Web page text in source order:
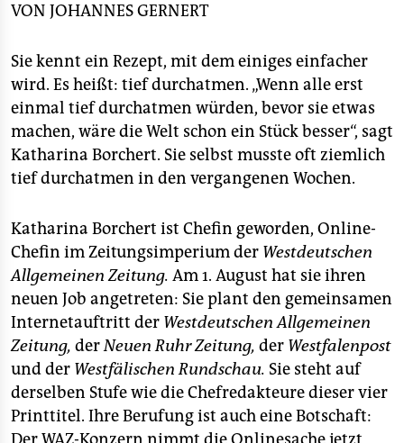
shop
fragen & hilfe
unterstützen
abo
epaper login
VON JOHANNES GERNERT
Sie kennt ein Rezept, mit dem einiges einfacher
wird. Es heißt: tief durchatmen. „Wenn alle erst
einmal tief durchatmen würden, bevor sie etwas
machen, wäre die Welt schon ein Stück besser“, sagt
Katharina Borchert. Sie selbst musste oft ziemlich
tief durchatmen in den vergangenen Wochen.
Katharina Borchert ist Chefin geworden, Online-
Chefin im Zeitungsimperium der Westdeutschen
Allgemeinen Zeitung. Am 1. August hat sie ihren
neuen Job angetreten: Sie plant den gemeinsamen
Internetauftritt der Westdeutschen Allgemeinen
Zeitung, derNeuen Ruhr Zeitung, der Westfalenpost
und der Westfälischen Rundschau. Sie steht auf
derselben Stufe wie die Chefredakteure dieser vier
Printtitel. Ihre Berufung ist auch eine Botschaft: